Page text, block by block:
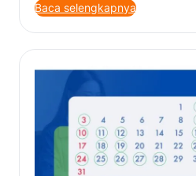
Baca selengkapnya